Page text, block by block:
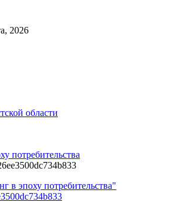
2026
области
потребительства
в эпоху потребительства"